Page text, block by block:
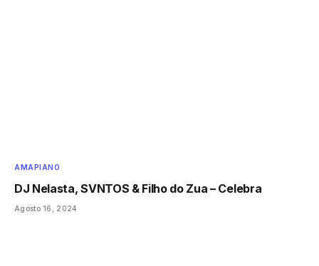
AMAPIANO
DJ Nelasta, SVNTOS & Filho do Zua – Celebra
Agosto 16, 2024